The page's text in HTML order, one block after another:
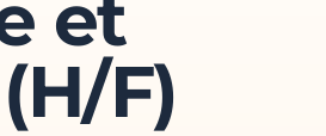
et
F)